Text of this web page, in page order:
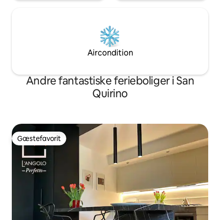
Aircondition
Andre fantastiske ferieboliger i San
Quirino
Gæstefavorit
Gæstefavorit